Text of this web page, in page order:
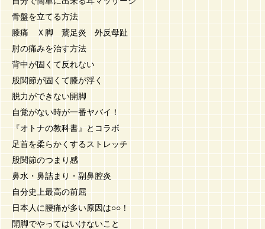
骨盤を立てる方法
膝痛 Ｘ脚 鵞足炎 外反母趾
肘の痛みを治す方法
背中が固くて反れない
股関節が固くて膝が浮く
脱力ができない開脚
自覚がない時が一番ヤバイ！
『オトナの教科書』とコラボ
足首を柔らかくするストレッチ
股関節のつまり感
鼻水・鼻詰まり・副鼻腔炎
自分史上最高の前屈
日本人に腰痛が多い原因は○○！
開脚でやってはいけないこと